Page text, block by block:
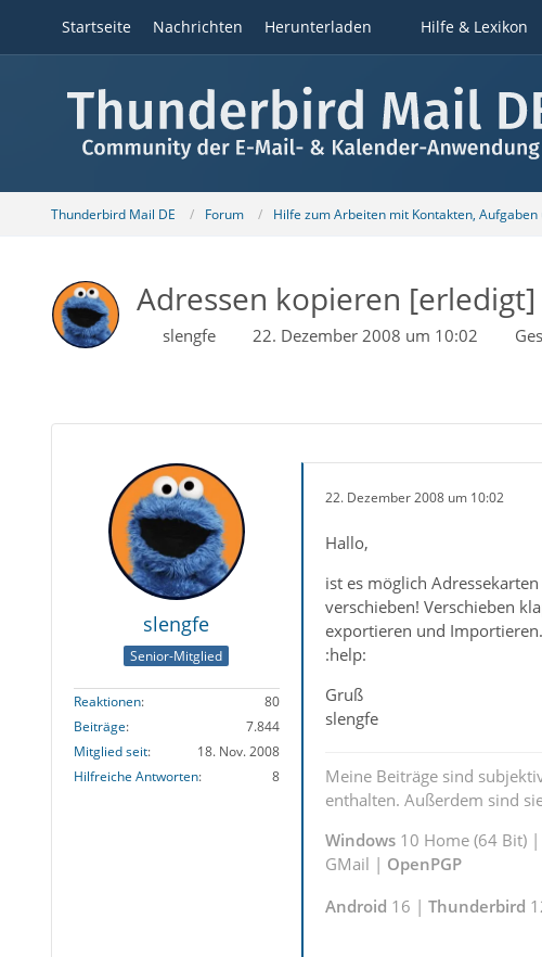
Startseite Nachrichten Herunterladen Hilfe & Lexikon
Thunderbird Mail DE Forum Hilfe zum Arbeiten mit Kontakten, Aufgaben
Adressen kopieren [erledigt]
slengfe 22. Dezember 2008 um 10:02
slengfe
Senior-Mitglied
Reaktionen
80
Beiträge
7.844
Mitglied seit
18. Nov. 2008
Hilfreiche Antworten
8
22. Dezember 2008 um 10:02
Hallo,
ist es möglich
verschieben! Verschieben
exportieren und
:help:
Gruß
slengfe
Meine Beiträge sind
enthalten. Außerdem sind
Windows10 Home (64 Bit) |
GMail | OpenPGP
Android 16 | Thunderbird